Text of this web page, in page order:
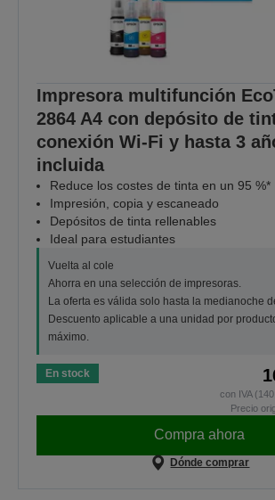
Impresora multifunción
2864 A4 con depósito de
conexión Wi-Fi y hasta 3
incluida
Reduce los costes de tinta en un 95 %*
Impresión, copia y escaneado
Depósitos de tinta rellenables
Ideal para estudiantes
Vuelta al cole
Ahorra en una selección de impresoras.
La oferta es válida solo hasta la medianoche
Descuento aplicable a una unidad por
máximo.
En stock
con IVA
Precio
Compra ahora
Dónde comprar